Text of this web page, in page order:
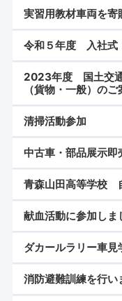
実習用教材車両を寄
令和５年度 入社式
2023年度 国土交
（貨物・一般）のご
清掃活動参加
中古車・部品展示
青森山田高等学校
献血活動に参加しま
ダカールラリー車見
消防避難訓練を行い